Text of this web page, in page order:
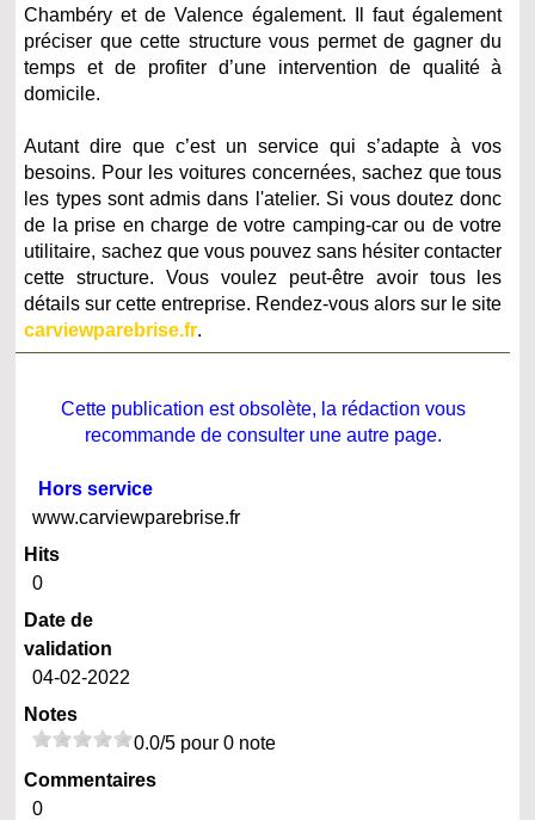
Chambéry et de Valence également. Il faut également
préciser que cette structure vous permet de gagner du
temps et de profiter d’une intervention de qualité à
domicile.
Autant dire que c’est un service qui s’adapte à vos
besoins. Pour les voitures concernées, sachez que tous
les types sont admis dans l'atelier. Si vous doutez donc
de la prise en charge de votre camping-car ou de votre
utilitaire, sachez que vous pouvez sans hésiter contacter
cette structure. Vous voulez peut-être avoir tous les
détails sur cette entreprise. Rendez-vous alors sur le site
carviewparebrise.fr.
Cette publication est obsolète, la rédaction vous
recommande de consulter une autre page.
Hors service
www.carviewparebrise.fr
Hits
0
Date de
validation
04-02-2022
Notes
0.0/5 pour 0 note
Commentaires
0